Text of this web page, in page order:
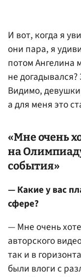
И вот, когда я
они пара, я
потом Ангелина
не
Видимо,
а для меня это
«Мне очень
на
события»
— Какие у вас
сфере?
— Мне очень
авторского
так и в
были влоги с